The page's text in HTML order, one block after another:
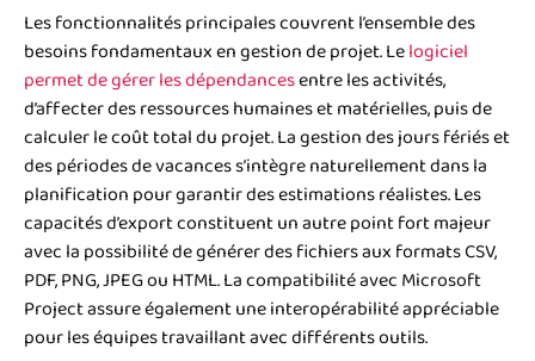
Les fonctionnalités principales couvrent l’ensemble des
besoins fondamentaux en gestion de projet. Lelogiciel
permet de gérer les dépendancesentre les activités,
d’affecter des ressources humaines et matérielles, puis de
calculer le coût total du projet. La gestion des jours fériés et
des périodes de vacances s’intègre naturellement dans la
planification pour garantir des estimations réalistes. Les
capacités d’export constituent un autre point fort majeur
avec la possibilité de générer des fichiers aux formats CSV,
PDF, PNG, JPEG ou HTML. La compatibilité avec Microsoft
Project assure également une interopérabilité appréciable
pour les équipes travaillant avec différents outils.